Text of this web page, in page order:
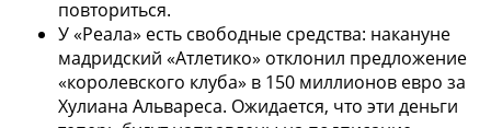
Испания. Ла Лига
Другие Турниры >>>
Таблицы
Таблицы групп Чемпионата Мира
Украина. Премьер-Лига
повториться.
У «Реала» есть свободные средства: накануне
мадридский «Атлетико» отклонил предложение
«королевского клуба» в 150 миллионов евро за
Хулиана Альвареса. Ожидается, что эти деньги